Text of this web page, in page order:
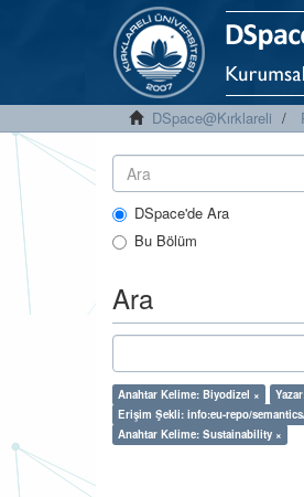
DSpace@Kırklareli
DSpace'de Ara
Bu Bölüm
Ara
Anahtar Kelime: Biyodizel ×
Erişim Şekli: info:eu-repo/
Anahtar Kelime: Sustainability ×